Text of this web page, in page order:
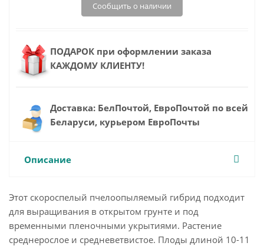
Сообщить о наличии
ПОДАРОК при оформлении заказа
КАЖДОМУ КЛИЕНТУ!
Доставка: БелПочтой, ЕвроПочтой по всей
Беларуси, курьером ЕвроПочты
Описание
Этот скороспелый пчелоопыляемый гибрид подходит
для выращивания в открытом грунте и под
временными пленочными укрытиями. Растение
среднерослое и средневетвистое. Плоды длиной 10-11